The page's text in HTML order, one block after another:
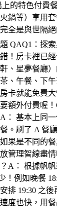
的特色付費
鍋等）享用
全是與世隔絕
QAQ1：探
！房卡裡已
、星夢餐廳
、午餐、下
卡就能免費
額外付費喔
： 基本上同
。刷了 A 餐
果是不同的
管理智線盡
A： 根據帆
！例如晚餐
排 19:30 之
度也快，用餐